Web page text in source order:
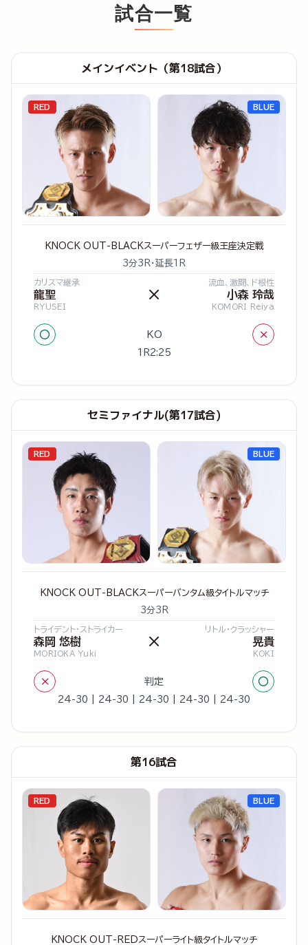
試合一覧
メインイベント（第18試合）
RED
KNOCK OUT-BLACKスーパーフェザー級王座決定戦
3分3R・延長1R
カリスマ継承
龍聖
RYUSEI
×
流血、激闘、ド根性
小森 玲哉
KOMORI Reiya
○ KO ×
1R2:25
BLUE
セミファイナル(第17試合)
RED
KNOCK OUT-BLACKスーパーバンタム級タイトルマッチ
3分3R
トライデント・ストライカー
森岡 悠樹
MORIOKA Yuki
×
リトル・クラッシャー
晃貴
KOKI
× 判定 ○
24-30 | 24-30 | 24-30 | 24-30 | 24-30
BLUE
第16試合
RED
KNOCK OUT-REDスーパーライト級タイトルマッチ
BLUE